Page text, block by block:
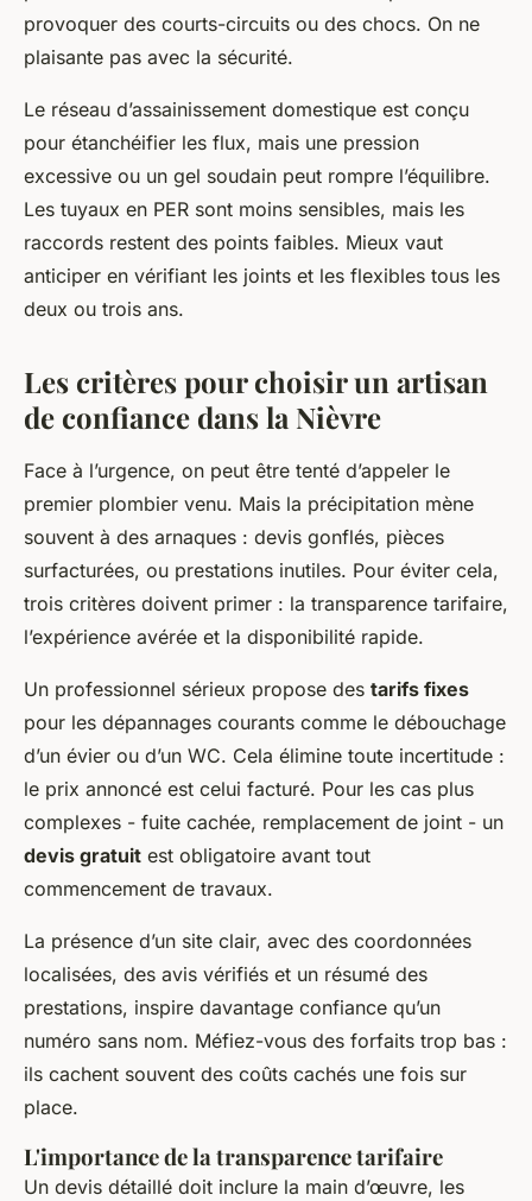
provoquer des courts-circuits ou des chocs. On ne
plaisante pas avec la sécurité.
Le réseau d’assainissement domestique est conçu
pour étanchéifier les flux, mais une pression
excessive ou un gel soudain peut rompre l’équilibre.
Les tuyaux en PER sont moins sensibles, mais les
raccords restent des points faibles. Mieux vaut
anticiper en vérifiant les joints et les flexibles tous les
deux ou trois ans.
Les critères pour choisir un artisan
de confiance dans la Nièvre
Face à l’urgence, on peut être tenté d’appeler le
premier plombier venu. Mais la précipitation mène
souvent à des arnaques : devis gonflés, pièces
surfacturées, ou prestations inutiles. Pour éviter cela,
trois critères doivent primer : la transparence tarifaire,
l’expérience avérée et la disponibilité rapide.
Un professionnel sérieux propose des tarifs fixes
pour les dépannages courants comme le débouchage
d’un évier ou d’un WC. Cela élimine toute incertitude :
le prix annoncé est celui facturé. Pour les cas plus
complexes - fuite cachée, remplacement de joint - un
devis gratuit est obligatoire avant tout
commencement de travaux.
La présence d’un site clair, avec des coordonnées
localisées, des avis vérifiés et un résumé des
prestations, inspire davantage confiance qu’un
numéro sans nom. Méfiez-vous des forfaits trop bas :
ils cachent souvent des coûts cachés une fois sur
place.
L'importance de la transparence tarifaire
Un devis détaillé doit inclure la main d’œuvre, les